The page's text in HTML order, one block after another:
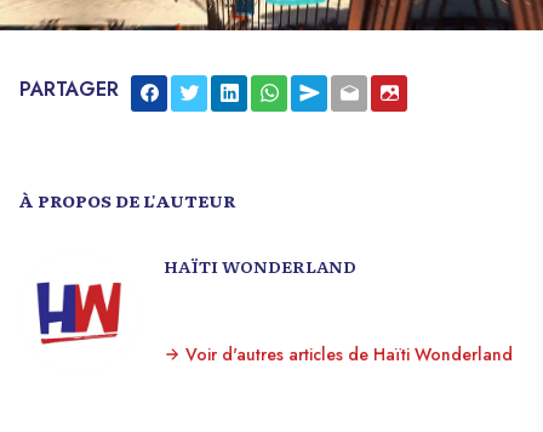
PARTAGER
À PROPOS DE L'AUTEUR
HAÏTI WONDERLAND
Voir d'autres articles de Haïti Wonderland